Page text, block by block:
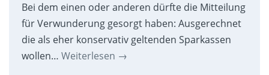
Bei dem einen oder anderen dürfte die Mitteilung
für Verwunderung gesorgt haben: Ausgerechnet
die als eher konservativ geltenden Sparkassen
wollen… Weiterlesen →